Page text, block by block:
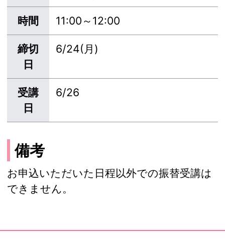
時間 11:00～12:00
締切
日
6/24(月)
受講
日
6/26
備考
お申込いただいた日程以外での振替受講は
できません。